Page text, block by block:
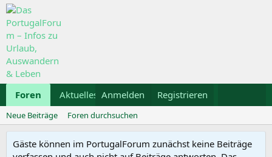
Foren Aktuelles Galerie Kalender
Anmelden Registrieren
Neue Beiträge Foren durchsuchen
Gäste können im PortugalForum zunächst keine Beiträge